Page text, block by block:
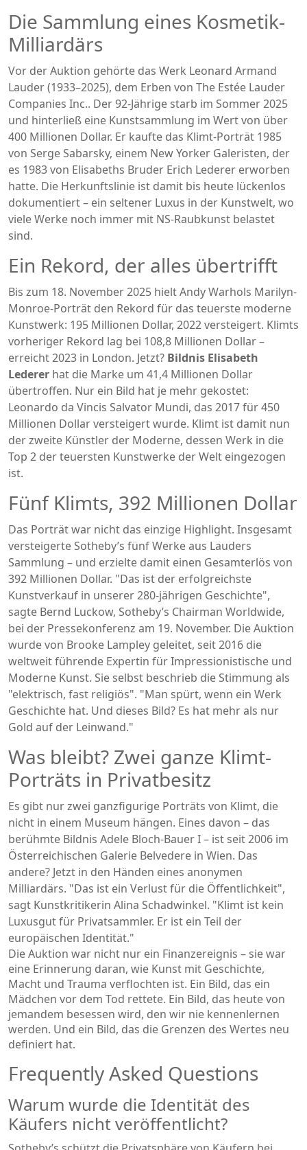
Die Sammlung eines Kosmetik-
Milliardärs
Vor der Auktion gehörte das Werk Leonard Armand
Lauder(1933–2025), dem Erben von The Estée Lauder
Companies Inc.. Der 92-Jährige starb im Sommer 2025
und hinterließ eine Kunstsammlung im Wert von über
400 Millionen Dollar. Er kaufte das Klimt-Porträt 1985
von Serge Sabarsky, einem New Yorker Galeristen, der
es 1983 von Elisabeths Bruder Erich Lederer erworben
hatte. Die Herkunftslinie ist damit bis heute lückenlos
dokumentiert – ein seltener Luxus in der Kunstwelt, wo
viele Werke noch immer mit NS-Raubkunst belastet
sind.
Ein Rekord, der alles übertrifft
Bis zum 18. November 2025 hieltAndy Warhols Marilyn-
Monroe-Porträt den Rekord für das teuerste moderne
Kunstwerk: 195 Millionen Dollar, 2022 versteigert. Klimts
vorheriger Rekord lag bei 108,8 Millionen Dollar –
erreicht 2023 in London. Jetzt? Bildnis Elisabeth
Lederer hat die Marke um 41,4 Millionen Dollar
übertroffen. Nur ein Bild hat je mehr gekostet:
Leonardo da Vincis Salvator Mundi, das 2017 für 450
Millionen Dollar versteigert wurde. Klimt ist damit nun
der zweite Künstler der Moderne, dessen Werk in die
Top 2 der teuersten Kunstwerke der Welt eingezogen
ist.
Fünf Klimts, 392 Millionen Dollar
Das Porträt war nicht das einzige Highlight. Insgesamt
versteigerte Sotheby’s fünf Werke aus Lauders
Sammlung – und erzielte damit einen Gesamterlös von
392 Millionen Dollar. "Das ist der erfolgreichste
Kunstverkauf in unserer 280-jährigen Geschichte",
sagte Bernd Luckow, Sotheby’s Chairman Worldwide,
bei der Pressekonferenz am 19. November. Die Auktion
wurde von Brooke Lampley geleitet, seit 2016 die
weltweit führende Expertin für Impressionistische und
Moderne Kunst. Sie selbst beschrieb die Stimmung als
"elektrisch, fast religiös". "Man spürt, wenn ein Werk
Geschichte hat. Und dieses Bild? Es hat mehr als nur
Gold auf der Leinwand."
Was bleibt? Zwei ganze Klimt-
Porträts in Privatbesitz
Es gibt nur zwei ganzfigurige Porträts von Klimt, die
nicht in einem Museum hängen. Eines davon – das
berühmte Bildnis Adele Bloch-Bauer I– ist seit 2006 im
Österreichischen Galerie Belvedere in Wien. Das
andere? Jetzt in den Händen eines anonymen
Milliardärs. "Das ist ein Verlust für die Öffentlichkeit",
sagt Kunstkritikerin Alina Schadwinkel. "Klimt ist kein
Luxusgut für Privatsammler. Er ist ein Teil der
europäischen Identität."
Die Auktion war nicht nur ein Finanzereignis – sie war
eine Erinnerung daran, wie Kunst mit Geschichte,
Macht und Trauma verflochten ist. Ein Bild, das ein
Mädchen vor dem Tod rettete. Ein Bild, das heute von
jemandem besessen wird, den wir nie kennenlernen
werden. Und ein Bild, das die Grenzen des Wertes neu
definiert hat.
Frequently Asked Questions
Warum wurde die Identität des
Käufers nicht veröffentlicht?